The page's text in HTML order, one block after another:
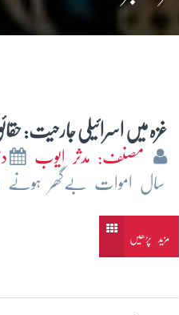
غزہ میں اسرائیلی جارحیت:
مصنف: مدثر ایوب
سال اموات بےگھر ہونے
مزید پڑھیں